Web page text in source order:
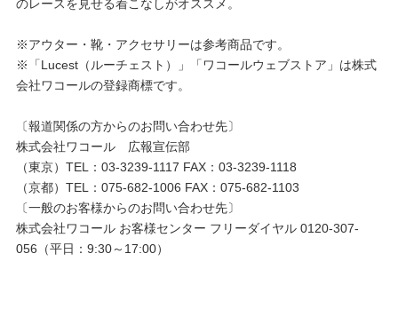
のレースを見せる着こなしがオススメ。
※アウター・靴・アクセサリーは参考商品です。
※「Lucest（ルーチェスト）」「ワコールウェブストア」は株式
会社ワコールの登録商標です。
〔報道関係の方からのお問い合わせ先〕
株式会社ワコール 広報宣伝部
（東京）TEL：03-3239-1117 FAX：03-3239-1118
（京都）TEL：075-682-1006 FAX：075-682-1103
〔一般のお客様からのお問い合わせ先〕
株式会社ワコール お客様センター フリーダイヤル 0120-307-
056（平日：9:30～17:00）